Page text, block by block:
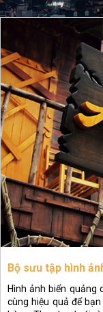
Bộ sưu tập hình
Hình ảnh biển quảng
cùng hiệu quả để